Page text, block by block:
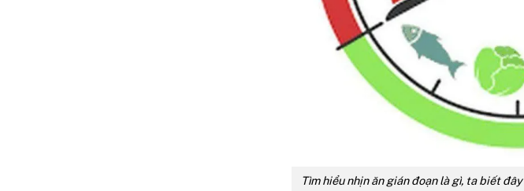
Tìm hiểu nhịn ăn gián đoạn là gì, ta biết